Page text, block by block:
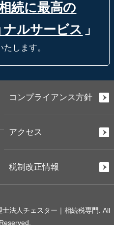
続に最高の
ルサービス 」
します。
コンプライアンス方針
アクセス
税制改正情報
法人チェスター｜相続税専門. All